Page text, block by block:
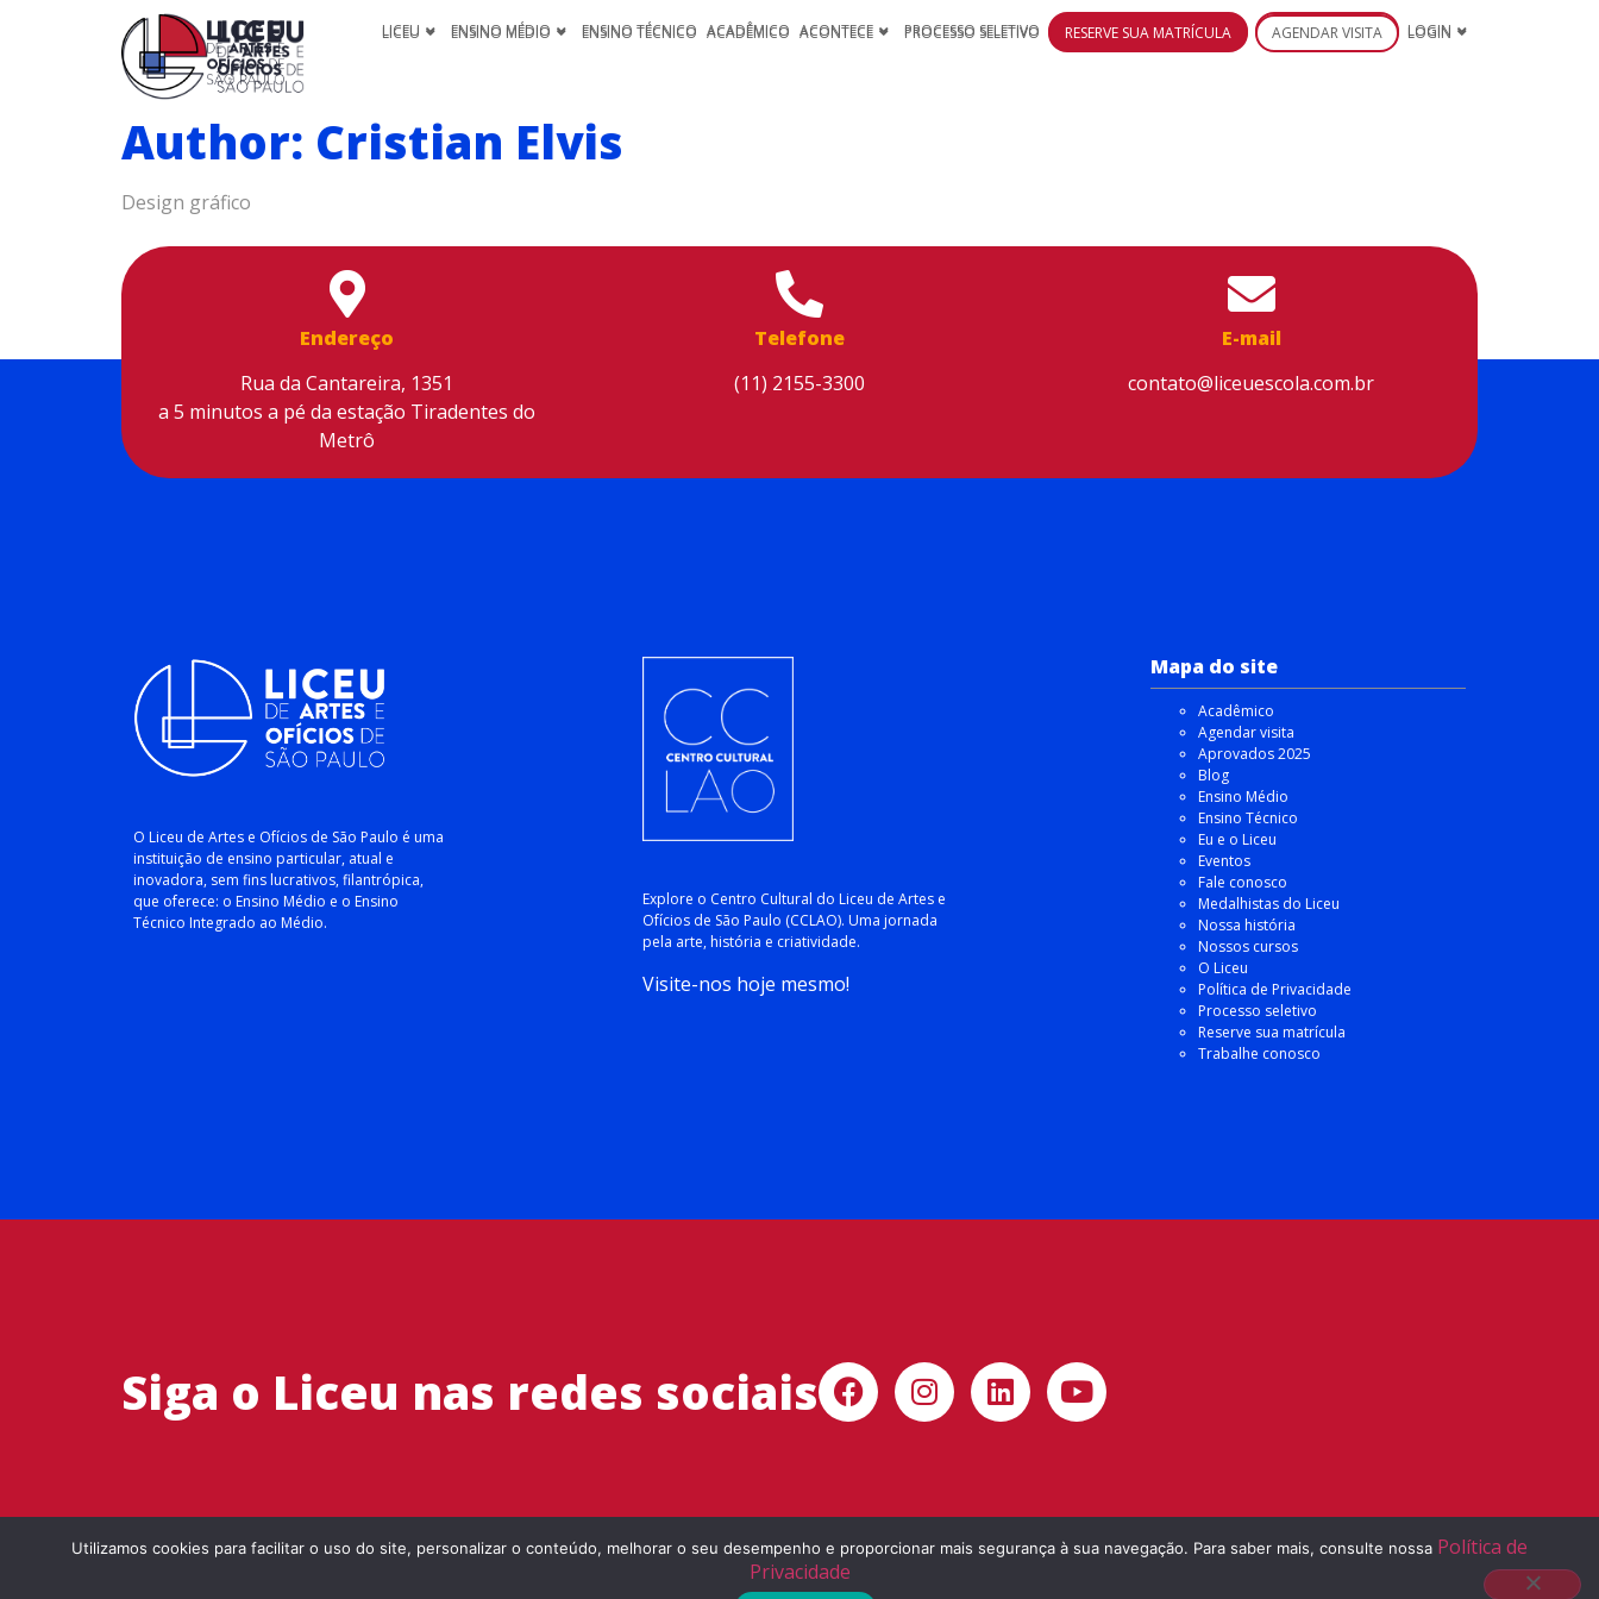
LICEU ENSINO MÉDIO ENSINO TÉCNICO ACADÊMICO ACONTECE PROCESSO SELETIVO RESERVE SUA MATRÍCULA AGENDAR VISITA LOGIN
Author: Cristian Elvis
Design gráfico
Endereço
Rua da Cantareira, 1351
a 5 minutos a pé da estação Tiradentes do
Metrô
Telefone
(11) 2155-3300
E-mail
contato@liceuescola.com.br
O Liceu de Artes e Ofícios de São Paulo é uma
instituição de ensino particular, atual e
inovadora, sem fins lucrativos, filantrópica,
que oferece: o Ensino Médio e o Ensino
Técnico Integrado ao Médio.
Explore o Centro Cultural do Liceu de Artes e
Ofícios de São Paulo (CCLAO). Uma jornada
pela arte, história e criatividade.
Visite-nos hoje mesmo!
Mapa do site
Acadêmico
Agendar visita
Aprovados 2025
Blog
Ensino Médio
Ensino Técnico
Eu e o Liceu
Eventos
Fale conosco
Medalhistas do Liceu
Nossa história
Nossos cursos
O Liceu
Política de Privacidade
Processo seletivo
Reserve sua matrícula
Trabalhe conosco
Siga o Liceu nas redes sociais
Utilizamos cookies para facilitar o uso do site, personalizar o conteúdo, melhorar o seu desempenho e proporcionar mais segurança à sua navegação. Para saber mais, consulte nossa Política de
Privacidade